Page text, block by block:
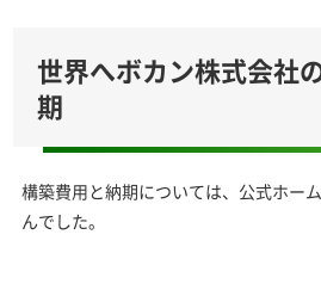
世界へボカン株式会社
期
構築費用と納期については、公式ホー
んでした。